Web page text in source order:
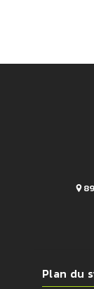
Plan du